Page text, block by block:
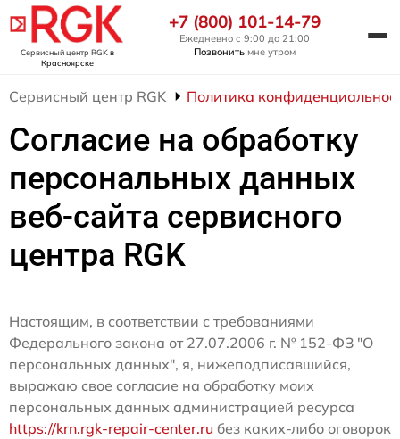
Сервисный центр RGKв
Красноярске
+7 (800) 101-14-79
Ежедневно с 9:00 до 21:00
Позвонить мне утром
Сервисный центр RGK Политика
Согласие на обработку
персональных данных
веб-сайта сервисного
центра RGK
Настоящим, в соответствии с требованиями
Федерального закона от 27.07.2006 г. № 152-ФЗ "О
персональных данных", я, нижеподписавшийся,
выражаю свое согласие на обработку моих
персональных данных администрацией ресурса
https://krn.rgk-repair-center.ru без каких-либо оговорок